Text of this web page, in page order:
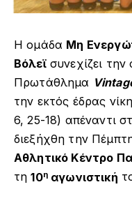
Η ομάδα Μη
Βόλεϊσυνεχίζει
Πρωτάθλημα
την εκτός έδρας
6, 25-18) απέναντι
διεξήχθη την
Αθλητικό Κέντρο
τη10ηαγωνιστική